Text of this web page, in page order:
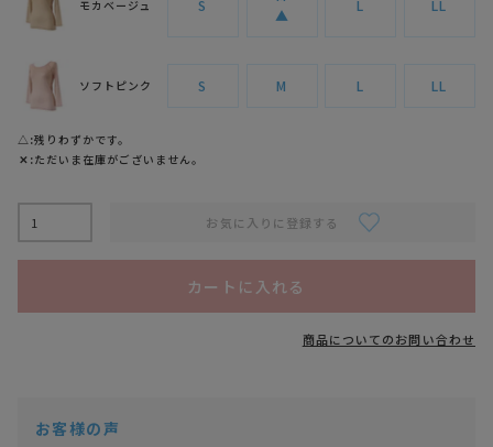
モカベージュ S
▲
L LL
ソフトピンク S M L LL
△ 残りわずかです。
✕ ただいま在庫がございません。
お気に入りに登録する
カートに入れる
商品についてのお問い合わせ